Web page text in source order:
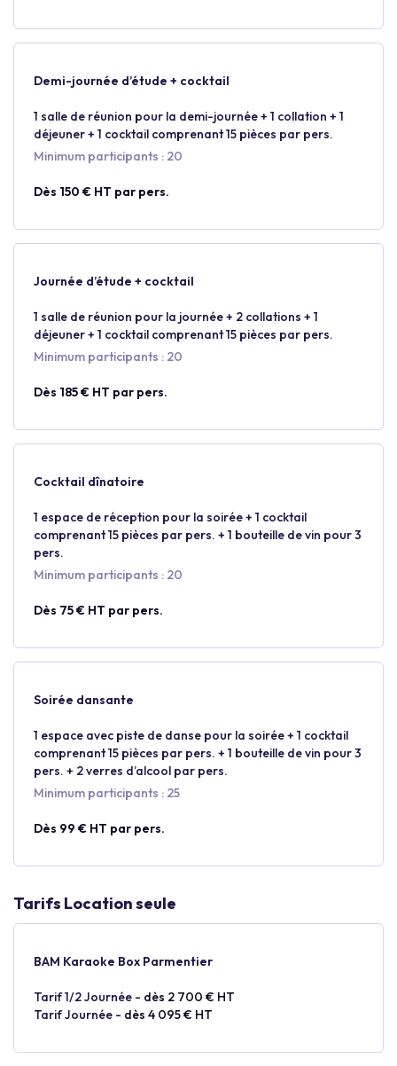
Demi-journée d’étude + cocktail
1 salle de réunion pour la demi-journée + 1 collation + 1
déjeuner + 1 cocktail comprenant 15 pièces par pers.
Minimum participants : 20
Dès 150 € HT par pers.
Journée d’étude + cocktail
1 salle de réunion pour la journée + 2 collations + 1
déjeuner + 1 cocktail comprenant 15 pièces par pers.
Minimum participants : 20
Dès 185 € HT par pers.
Cocktail dînatoire
1 espace de réception pour la soirée + 1 cocktail
comprenant 15 pièces par pers. + 1 bouteille de vin pour 3
pers.
Minimum participants : 20
Dès 75 € HT par pers.
Soirée dansante
1 espace avec piste de danse pour la soirée + 1 cocktail
comprenant 15 pièces par pers. + 1 bouteille de vin pour 3
pers. + 2 verres d’alcool par pers.
Minimum participants : 25
Dès 99 € HT par pers.
Tarifs Location seule
BAM Karaoke Box Parmentier
Tarif 1/2 Journée - dès 2 700 € HT
Tarif Journée - dès 4 095 € HT